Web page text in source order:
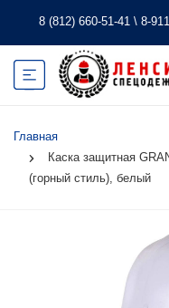
8 (812) 660-51-41 \ 8-
Главная
Каска защитная
(горный стиль), белый